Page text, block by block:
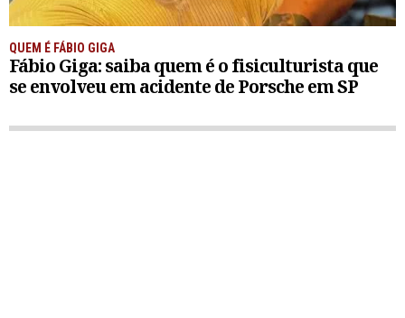
QUEM É FÁBIO GIGA
Fábio Giga: saiba quem é o fisiculturista que
se envolveu em acidente de Porsche em SP